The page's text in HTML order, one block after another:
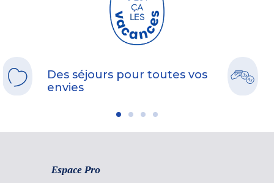
Des séjours pour toutes vos
envies
Espace Pro